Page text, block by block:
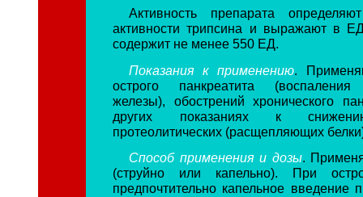
Активность препарата
активности трипсина и выражают в
содержит не менее 550 ЕД.
Показания к применению.
острого панкреатита (воспаления
железы), обострений хронического
других показаниях к
протеолитических (расщепляющих
Способ применения и дозы.
(струйно или капельно). При
предпочтительно капельное введение